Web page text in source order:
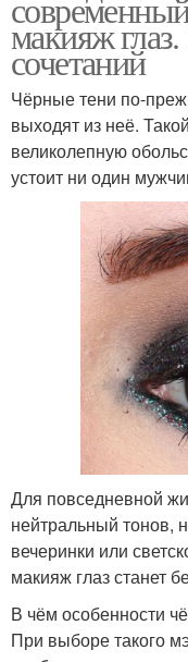
макияж
сочетаний
Чёрные тени по-
выходят из неё.
великолепную
устоит ни один
Для повседневной
нейтральный тонов,
вечеринки или
макияж глаз станет
В чём особенности
При выборе такого